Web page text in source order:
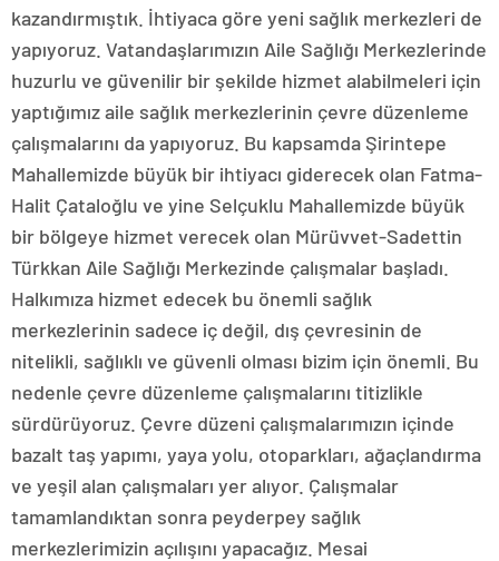
kazandırmıştık. İhtiyaca göre yeni sağlık merkezleri de
yapıyoruz. Vatandaşlarımızın Aile Sağlığı Merkezlerinde
huzurlu ve güvenilir bir şekilde hizmet alabilmeleri için
yaptığımız aile sağlık merkezlerinin çevre düzenleme
çalışmalarını da yapıyoruz. Bu kapsamda Şirintepe
Mahallemizde büyük bir ihtiyacı giderecek olan Fatma-
Halit Çataloğlu ve yine Selçuklu Mahallemizde büyük
bir bölgeye hizmet verecek olan Mürüvvet-Sadettin
Türkkan Aile Sağlığı Merkezinde çalışmalar başladı.
Halkımıza hizmet edecek bu önemli sağlık
merkezlerinin sadece iç değil, dış çevresinin de
nitelikli, sağlıklı ve güvenli olması bizim için önemli. Bu
nedenle çevre düzenleme çalışmalarını titizlikle
sürdürüyoruz. Çevre düzeni çalışmalarımızın içinde
bazalt taş yapımı, yaya yolu, otoparkları, ağaçlandırma
ve yeşil alan çalışmaları yer alıyor. Çalışmalar
tamamlandıktan sonra peyderpey sağlık
merkezlerimizin açılışını yapacağız. Mesai